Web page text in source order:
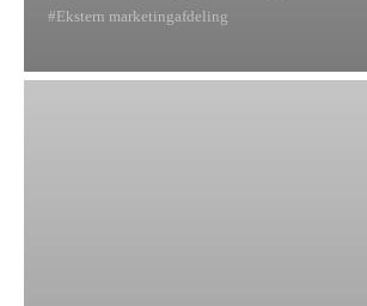
Ekstern marketingafdeling